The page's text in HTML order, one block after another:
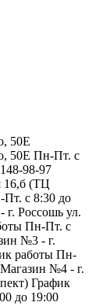
50Е
50Е Пн-Пт. с
98-97
16,б (ТЦ
Пт. с 8:30 до
Россошь ул.
Пн-Пт. с
№3 - г.
работы Пн-
№4 - г.
График
до 19:00